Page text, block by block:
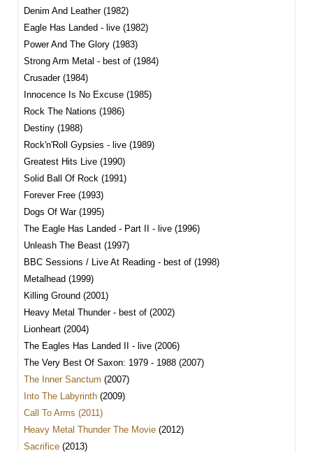
Denim And Leather (1982)
Eagle Has Landed - live (1982)
Power And The Glory (1983)
Strong Arm Metal - best of (1984)
Crusader (1984)
Innocence Is No Excuse (1985)
Rock The Nations (1986)
Destiny (1988)
Rock'n'Roll Gypsies - live (1989)
Greatest Hits Live (1990)
Solid Ball Of Rock (1991)
Forever Free (1993)
Dogs Of War (1995)
The Eagle Has Landed - Part II - live (1996)
Unleash The Beast (1997)
BBC Sessions / Live At Reading - best of (1998)
Metalhead (1999)
Killing Ground (2001)
Heavy Metal Thunder - best of (2002)
Lionheart (2004)
The Eagles Has Landed II - live (2006)
The Very Best Of Saxon: 1979 - 1988 (2007)
The Inner Sanctum (2007)
Into The Labyrinth (2009)
Call To Arms (2011)
Heavy Metal Thunder The Movie (2012)
Sacrifice (2013)